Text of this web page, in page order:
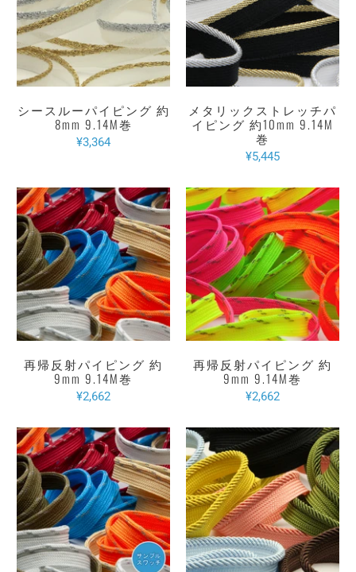
シースルーパイピング 約
8mm 9.14M巻
¥3,364
メタリックストレッチパ
イピング 約10mm 9.14M
巻
¥5,445
再帰反射パイピング 約
9mm 9.14M巻
¥2,662
再帰反射パイピング 約
9mm 9.14M巻
¥2,662